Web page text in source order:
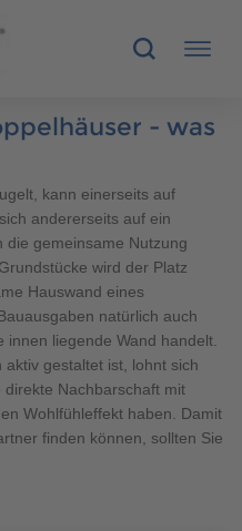
- was
kann einerseits auf
andererseits auf ein
die gemeinsame Nutzung
wird der Platz
Hauswand eines
natürlich auch
liegende Wand handelt.
gestaltet ist, lohnt sich
direkte Nachbarschaft mit
Wohlfühleffekt haben. Damit
finden können, sollten Sie